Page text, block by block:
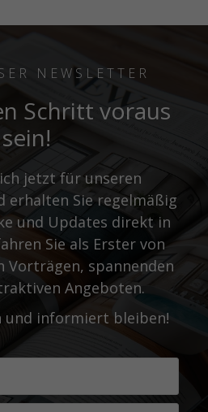
NEWSLETTER
Schritt voraus
sein!
jetzt für unseren
erhalten Sie regelmäßig
und Updates direkt in
Sie als Erster von
Vorträgen, spannenden
Angeboten.
und informiert bleiben!